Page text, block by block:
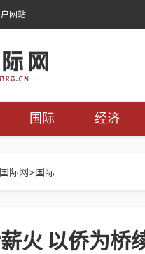
网站
国际 经济
际网>国际
火 以侨为桥